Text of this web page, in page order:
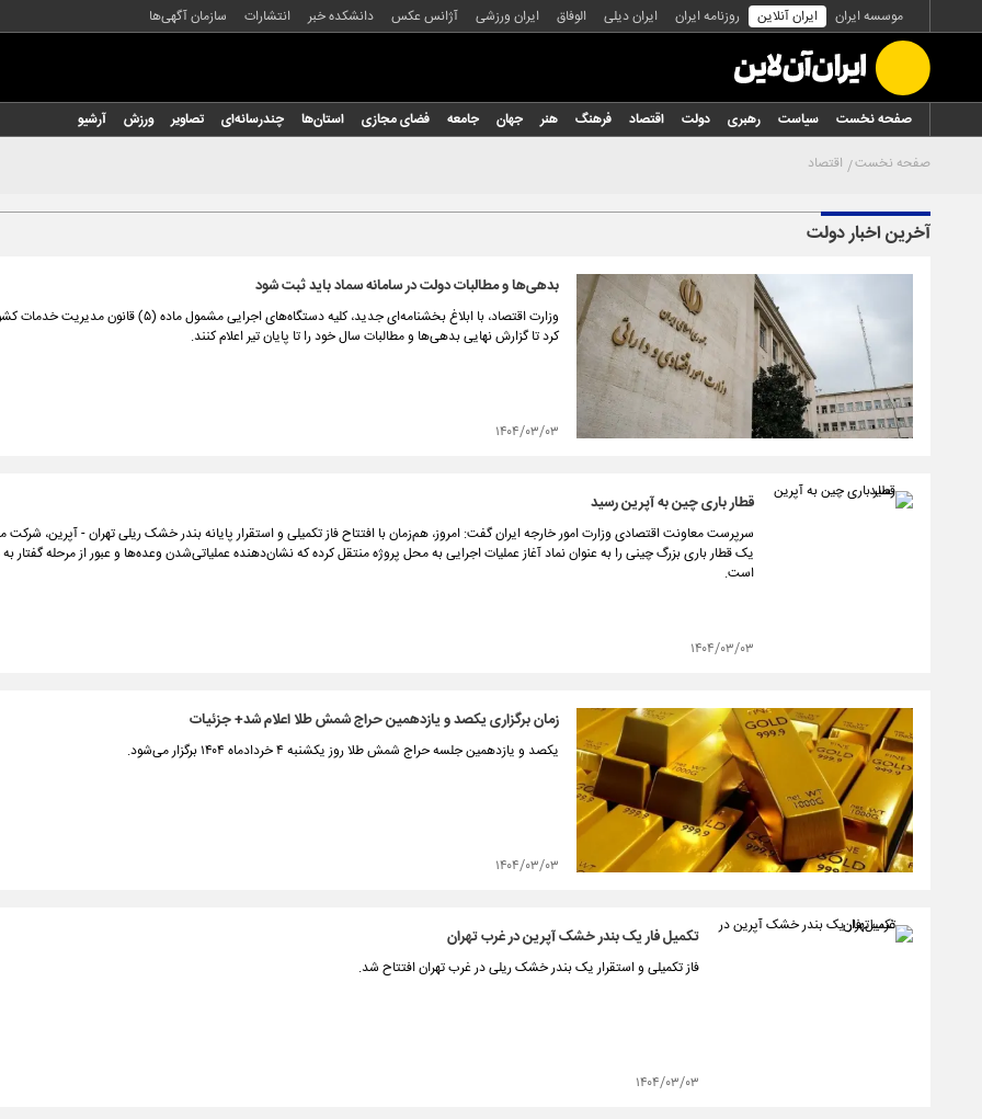
موسسه ایران ایران آنلاین روزنامه ایران ایران دیلی الوفاق ایران ورزشی آژانس عکس دانشکده خبر انتشارات سازمان آگهی‌ها
صفحه نخست سیاست رهبری دولت اقتصاد فرهنگ هنر جهان جامعه فضای مجازی استان‌ها چندرسانه‌ای تصاویر ورزش آرشیو
صفحه نخست اقتصاد
آخرین اخبار دولت
بدهی‌ها و مطالبات دولت در سامانه سماد باید ثبت شود
وزارت اقتصاد، با ابلاغ بخشنامه‌ای جدید، کلیه دستگاه‌های اجرایی مشمول
کرد تا گزارش نهایی بدهی‌ها و مطالبات سال خود را تا پایان تیر اعلام کنند.
۱۴۰۴/۰۳/۰۳
قطار باری چین به آپرین رسید
سرپرست معاونت اقتصادی وزارت امور خارجه ایران گفت: امروز، هم‌زمان با افتتاح فاز تکمیلی و استقرار پایانه بندر خشک ریلی تهران - آپرین، شرکت
یک قطار باری بزرگ چینی را به عنوان نماد آغاز عملیات اجرایی به محل پروژه منتقل کرده که نشان‌دهنده عملیاتی‌شدن وعده‌ها و عبور از مرحله گفتار به
است.
۱۴۰۴/۰۳/۰۳
زمان برگزاری یکصد و یازدهمین حراج شمش طلا اعلام شد+ جزئیات
یکصد و یازدهمین جلسه حراج شمش طلا روز یکشنبه ۴ خردادماه ۱۴۰۴ برگزار می‌شود.
۱۴۰۴/۰۳/۰۳
تکمیل فار یک بندر خشک آپرین در غرب تهران
فاز تکمیلی و استقرار یک بندر خشک ریلی در غرب تهران افتتاح شد.
۱۴۰۴/۰۳/۰۳